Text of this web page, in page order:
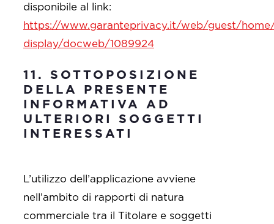
disponibile al link:
https://www.garanteprivacy.it/web/guest/
display/docweb/1089924
11. SOTTOPOSIZIONE
DELLA PRESENTE
INFORMATIVA AD
ULTERIORI SOGGETTI
INTERESSATI
L’utilizzo dell’applicazione avviene
nell’ambito di rapporti di natura
commerciale tra il Titolare e soggetti